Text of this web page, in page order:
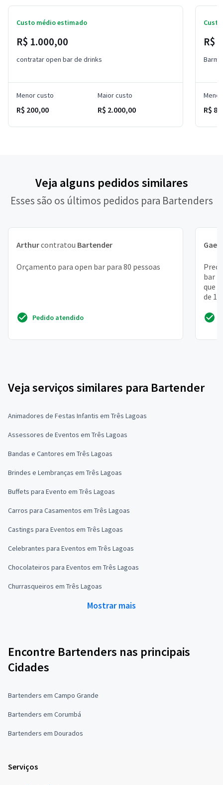
Custo médio estimado
R$ 1.000,00
contratar open bar de drinks
Menor custo
R$ 200,00
Maior custo
R$ 2.000,00
R$
R$
Veja alguns pedidos similares
Esses são os últimos pedidos para Bartenders
Arthurcontratou Bartender
Orçamento para open bar para 80 pessoas
Pedido atendido
Gael
bar
que
de
Veja serviços similares para Bartender
Animadores de Festas Infantis em Três Lagoas
Assessores de Eventos em Três Lagoas
Bandas e Cantores em Três Lagoas
Brindes e Lembranças em Três Lagoas
Buffets para Evento em Três Lagoas
Carros para Casamentos em Três Lagoas
Castings para Eventos em Três Lagoas
Celebrantes para Eventos em Três Lagoas
Chocolateiros para Eventos em Três Lagoas
Churrasqueiros em Três Lagoas
Mostrar mais
Encontre Bartenders nas principais
Cidades
Bartenders em Campo Grande
Bartenders em Corumbá
Bartenders em Dourados
Serviços